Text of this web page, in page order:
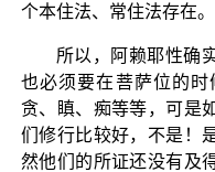
个本住法、常住法存在。
所以，阿赖耶性确
也必须要在菩萨位的
贪、瞋、痴等等，可是
们修行比较好，不是！
然他们的所证还没有及